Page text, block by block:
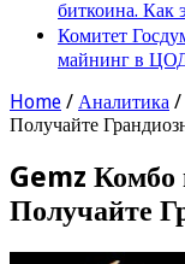
биткоина. Как
Комитет
майнинг в
Home / Аналитика /
Получайте
Gemz Комбо
Получайте